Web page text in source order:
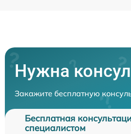
Нужна
Закажите бесплатную
Бесплатная
специалистом